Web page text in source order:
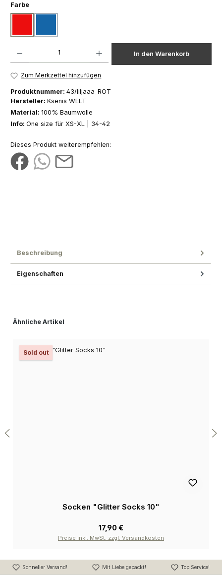
Farbeauswählen
In den Warenkorb
Zum Merkzettel hinzufügen
Produktnummer: 43/liljaaa_ROT
Hersteller: Ksenis WELT
Material: 100% Baumwolle
Info: One size für XS-XL | 34-42
Dieses Produkt weiterempfehlen:
Beschreibung
Eigenschaften
Produktgalerie überspringen
Ähnliche Artikel
Sold out
Socken "Glitter Socks 10"
17,90 €
Preise inkl. MwSt. zzgl. Versandkosten
Schneller Versand! Mit Liebe gepackt! Top Service!